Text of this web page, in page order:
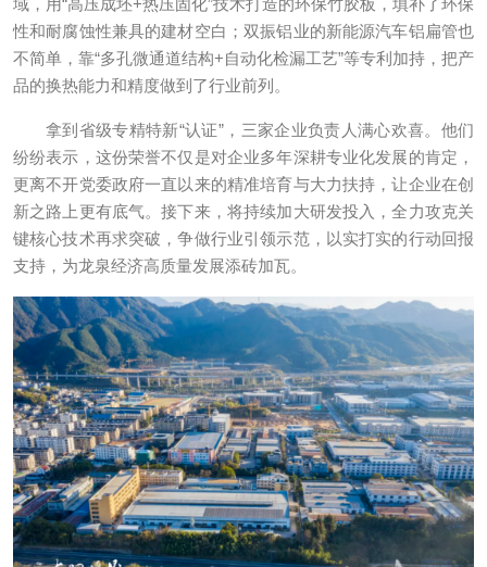
域，用“高压成坯+热压固化”技术打造的环保竹胶板，填补了环保
性和耐腐蚀性兼具的建材空白；双振铝业的新能源汽车铝扁管也
不简单，靠“多孔微通道结构+自动化检漏工艺”等专利加持，把产
品的换热能力和精度做到了行业前列。
拿到省级专精特新“认证”，三家企业负责人满心欢喜。他们
纷纷表示，这份荣誉不仅是对企业多年深耕专业化发展的肯定，
更离不开党委政府一直以来的精准培育与大力扶持，让企业在创
新之路上更有底气。接下来，将持续加大研发投入，全力攻克关
键核心技术再求突破，争做行业引领示范，以实打实的行动回报
支持，为龙泉经济高质量发展添砖加瓦。